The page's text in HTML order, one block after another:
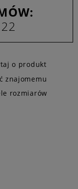
o produkt
znajomemu
rozmiarów